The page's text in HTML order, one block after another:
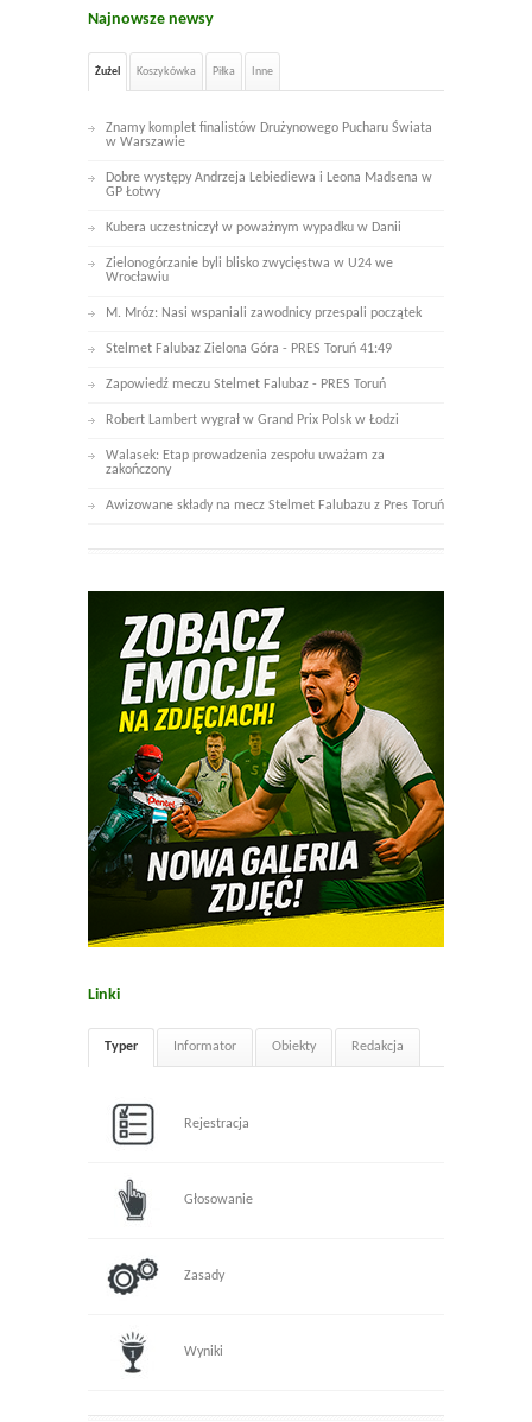
Najnowsze newsy
Żużel Koszykówka Piłka Inne
Znamy komplet finalistów Drużynowego Pucharu Świata
w Warszawie
Dobre występy Andrzeja Lebiediewa i Leona Madsena w
GP Łotwy
Kubera uczestniczył w poważnym wypadku w Danii
Zielonogórzanie byli blisko zwycięstwa w U24 we
Wrocławiu
M. Mróz: Nasi wspaniali zawodnicy przespali początek
Stelmet Falubaz Zielona Góra - PRES Toruń 41:49
Zapowiedź meczu Stelmet Falubaz - PRES Toruń
Robert Lambert wygrał w Grand Prix Polsk w Łodzi
Walasek: Etap prowadzenia zespołu uważam za
zakończony
Awizowane składy na mecz Stelmet Falubazu z Pres Toruń
Linki
Typer Informator Obiekty Redakcja
Rejestracja
Głosowanie
Zasady
Wyniki